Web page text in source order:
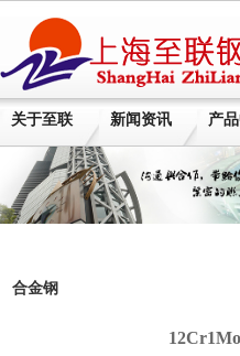
关于至联 新闻资讯 产
合金钢